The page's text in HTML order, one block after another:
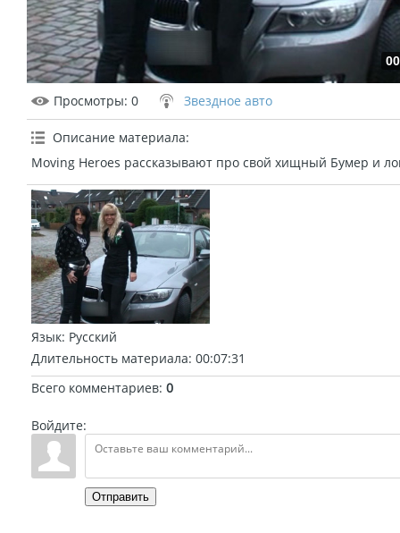
Просмотры: 0 Звездное авто
Описание материала:
Moving Heroes рассказывают про свой хищный Бумер и
Язык: Русский
Длительность материала: 00:07:31
Всего комментариев: 0
Войдите:
Отправить